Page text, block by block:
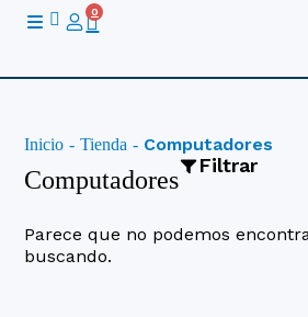
0
Cart
Inicio - Tienda - Computadores
Computadores
Filtrar
Parece que no podemos
buscando.